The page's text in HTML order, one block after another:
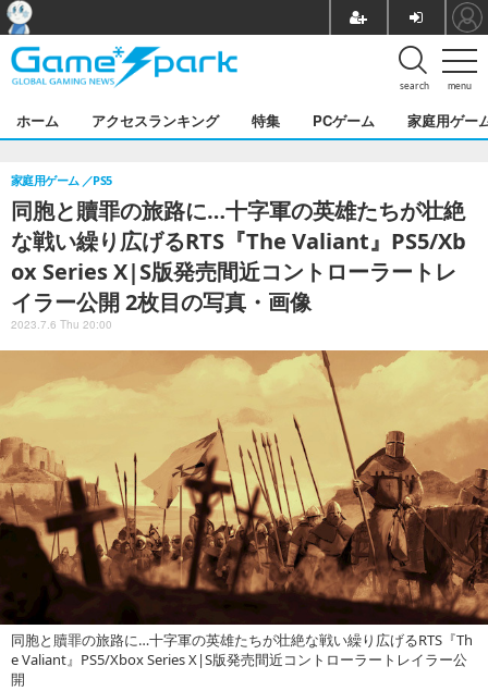
menu
search
ホーム アクセスランキング 特集 PCゲーム 家庭用ゲー
同胞と贖罪の旅路に…十字軍の英雄たちが壮絶
な戦い繰り広げるRTS『The Valiant』PS5/Xb
ox Series X|S版発売間近コントローラートレ
イラー公開 2枚目の写真・画像
家庭用ゲーム PS5
2023.7.6 Thu 20:00
同胞と贖罪の旅路に…十字軍の英雄たちが壮絶な戦い繰り広げるRTS『Th
e Valiant』PS5/Xbox Series X|S版発売間近コントローラートレイラー公
開